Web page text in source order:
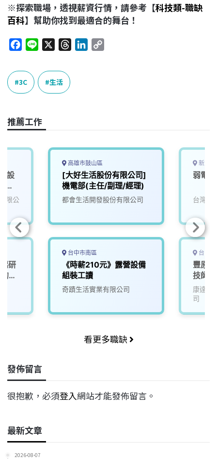
※探索職場，透視薪資行情，請參考【科技類-職缺
百科】幫助你找到最適合的舞台！
c
e
b
o
k
n
e
n
k
3C 生活
推薦工作
設
新
限公
研
未
高雄市鼓山區
[大好生活股份有限公司]
機電部(主任/副理/經理)
都會生活開發股份有限公司
台中市南區
《時薪210元》露營設備
組裝工讀
奇蹟生活實業有限公司
新北
弱電
台灣寶
台中
豐原
技師&
康達盛
司
看更多職缺
發佈留言
很抱歉，必須登入網站才能發佈留言。
最新文章
2026-08-07